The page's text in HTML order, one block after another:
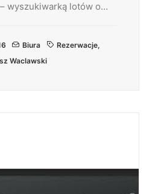
wyszukiwarką lotów o…
Biura Rezerwacje,
Waclawski